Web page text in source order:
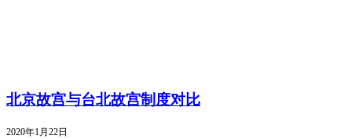
北京故宫与台北故宫制度对比
2020年1月22日